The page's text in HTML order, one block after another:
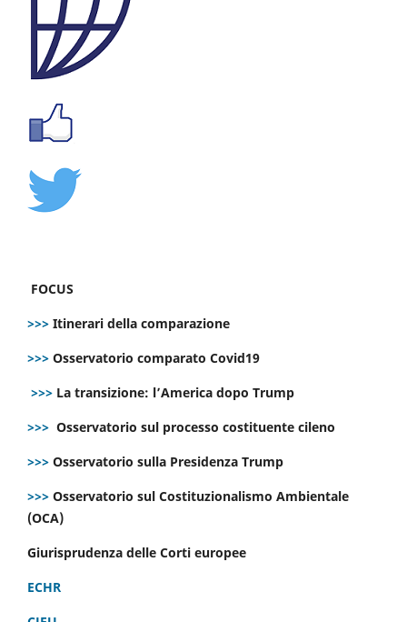
FOCUS
>>> Itinerari della comparazione
>>> Osservatorio comparato Covid19
>>> La transizione: l’America dopo Trump
>>> Osservatorio sul processo costituente cileno
>>> Osservatorio sulla Presidenza Trump
>>> Osservatorio sul Costituzionalismo Ambientale
(OCA)
Giurisprudenza delle Corti europee
ECHR